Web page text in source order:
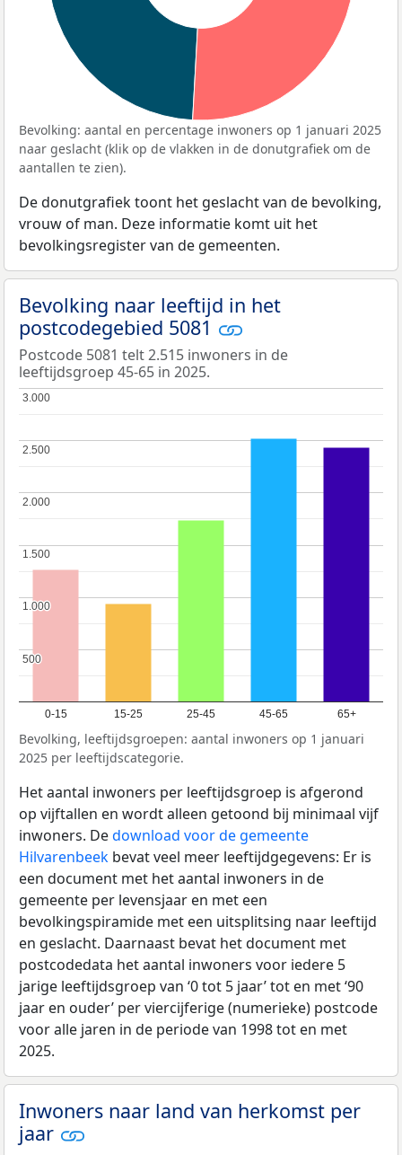
Bevolking: aantal en percentage inwoners op 1 januari 2025
naar geslacht (klik op de vlakken in de donutgrafiek om de
aantallen te zien).
De donutgrafiek toont het geslacht van de bevolking,
vrouw of man. Deze informatie komt uit het
bevolkingsregister van de gemeenten.
Bevolking naar leeftijd in het
postcodegebied 5081
Postcode 5081 telt 2.515 inwoners in de
leeftijdsgroep 45-65 in 2025.
0-15 15-25 25-45 45-65 65+
500
500
1.000
1.000
1.500
1.500
2.000
2.000
2.500
2.500
3.000
3.000
Bevolking, leeftijdsgroepen: aantal inwoners op 1 januari
2025 per leeftijdscategorie.
Het aantal inwoners per leeftijdsgroep is afgerond
op vijftallen en wordt alleen getoond bij minimaal vijf
inwoners. Dedownload voor de gemeente
Hilvarenbeek bevat veel meer leeftijdgegevens: Er is
een document met het aantal inwoners in de
gemeente per levensjaar en met een
bevolkingspiramide met een uitsplitsing naar leeftijd
en geslacht. Daarnaast bevat het document met
postcodedata het aantal inwoners voor iedere 5
jarige leeftijdsgroep van ‘0 tot 5 jaar’ tot en met ‘90
jaar en ouder’ per viercijferige (numerieke) postcode
voor alle jaren in de periode van 1998 tot en met
2025.
Inwoners naar land van herkomst per
jaar